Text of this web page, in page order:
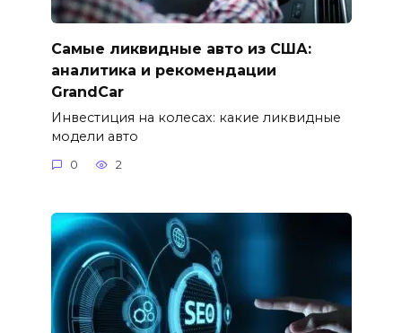
Самые ликвидные авто из США:
аналитика и рекомендации
GrandCar
Инвестиция на колесах: какие ликвидные
модели авто
0 2